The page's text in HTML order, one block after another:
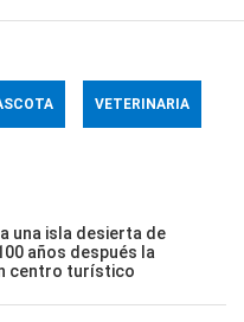
VETERINARIA
una isla desierta de
años después la
centro turístico